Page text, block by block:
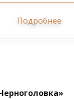
Подробнее